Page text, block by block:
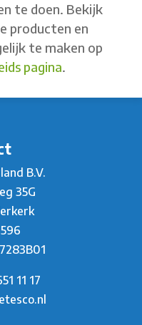
te doen. Bekijk
producten en
te maken op
pagina.
B.V.
35G
11 17